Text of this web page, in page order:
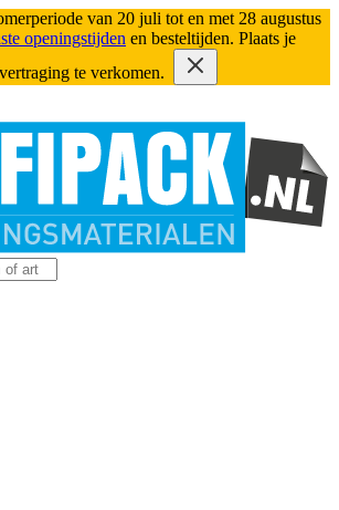
van 20 juli tot en met 28 augustus
openingstijden en besteltijden. Plaats je
te verkomen.